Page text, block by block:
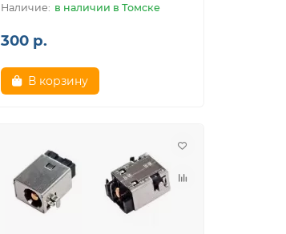
в наличии в Томске
300 р.
В корзину